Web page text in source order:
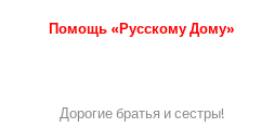
Помощь «Русскому Дому»
Дорогие братья и сестры!